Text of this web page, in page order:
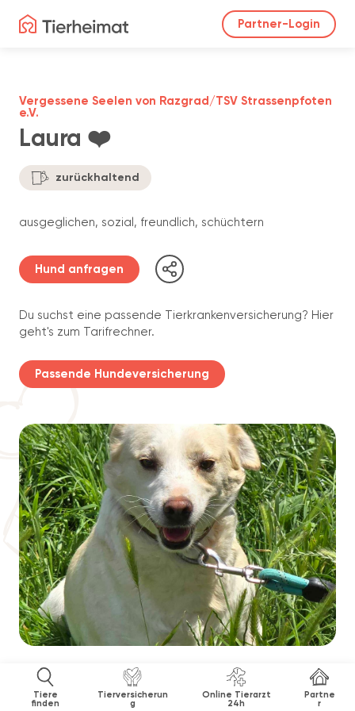
Partner-Login
Tiere
finden
Tierversicherun
g
Online Tierarzt
24h
Partne
r
Laura ❤️
Vergessene Seelen von Razgrad/TSV Strassenpfoten
e.V.
zurückhaltend
ausgeglichen, sozial, freundlich, schüchtern
Hund anfragen
Du suchst eine passende Tierkrankenversicherung? Hier
geht's zum Tarifrechner.
Passende Hundeversicherung